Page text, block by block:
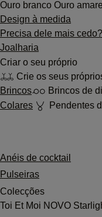
Ouro branco Ouro
Design à medida
Precisa dele mais cedo?
Joalharia
Criar o seu próprio
Crie os seus
Brincos
Brincos de
Colares
Pendentes
Anéis de cocktail
Pulseiras
Colecções
Toi Et Moi NOVO